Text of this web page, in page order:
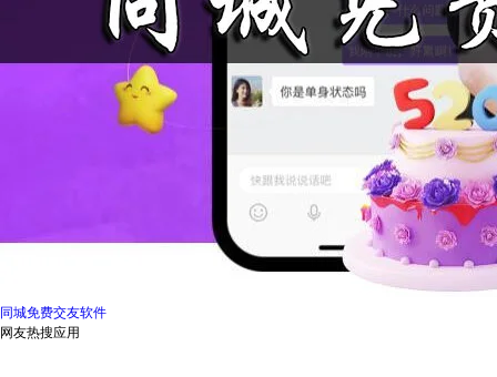
同城免费交友软件
网友热搜应用